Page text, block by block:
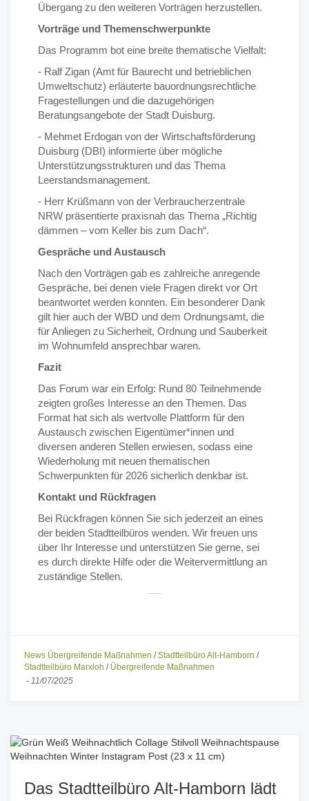
Übergang zu den weiteren Vorträgen herzustellen.
Vorträge und Themenschwerpunkte
Das Programm bot eine breite thematische Vielfalt:
- Ralf Zigan (Amt für Baurecht und betrieblichen
Umweltschutz) erläuterte bauordnungsrechtliche
Fragestellungen und die dazugehörigen
Beratungsangebote der Stadt Duisburg.
- Mehmet Erdogan von der Wirtschaftsförderung
Duisburg (DBI) informierte über mögliche
Unterstützungsstrukturen und das Thema
Leerstandsmanagement.
- Herr Krüßmann von der Verbraucherzentrale
NRW präsentierte praxisnah das Thema „Richtig
dämmen – vom Keller bis zum Dach“.
Gespräche und Austausch
Nach den Vorträgen gab es zahlreiche anregende
Gespräche, bei denen viele Fragen direkt vor Ort
beantwortet werden konnten. Ein besonderer Dank
gilt hier auch der WBD und dem Ordnungsamt, die
für Anliegen zu Sicherheit, Ordnung und Sauberkeit
im Wohnumfeld ansprechbar waren.
Fazit
Das Forum war ein Erfolg: Rund 80 Teilnehmende
zeigten großes Interesse an den Themen. Das
Format hat sich als wertvolle Plattform für den
Austausch zwischen Eigentümer*innen und
diversen anderen Stellen erwiesen, sodass eine
Wiederholung mit neuen thematischen
Schwerpunkten für 2026 sicherlich denkbar ist.
Kontakt und Rückfragen
Bei Rückfragen können Sie sich jederzeit an eines
der beiden Stadtteilbüros wenden. Wir freuen uns
über Ihr Interesse und unterstützen Sie gerne, sei
es durch direkte Hilfe oder die Weitervermittlung an
zuständige Stellen.
News Übergreifende Maßnahmen /Stadtteilbüro Alt-Hamborn /
Stadtteilbüro Marxloh / Übergreifende Maßnahmen
- 11/07/2025
Das Stadtteilbüro Alt-Hamborn lädt